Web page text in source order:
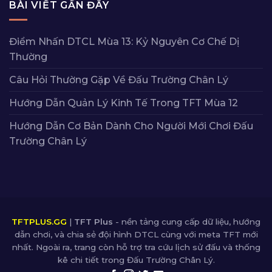
BÀI VIẾT GẦN ĐÂY
Điểm Nhấn DTCL Mùa 13: Kỷ Nguyên Cơ Chế Dị
Thường
Câu Hỏi Thường Gặp Về Đấu Trường Chân Lý
Hướng Dẫn Quản Lý Kinh Tế Trong TFT Mùa 12
Hướng Dẫn Cơ Bản Dành Cho Người Mới Chơi Đấu
Trường Chân Lý
TFTPLUS.GG | TFT Plus - nền tảng cung cấp dữ liệu, hướng
dẫn chơi, và chia sẻ đội hình DTCL cùng với meta TFT mới
nhất. Ngoài ra, trang còn hỗ trợ tra cứu lịch sử đấu và thống
kê chi tiết trong Đấu Trường Chân Lý.